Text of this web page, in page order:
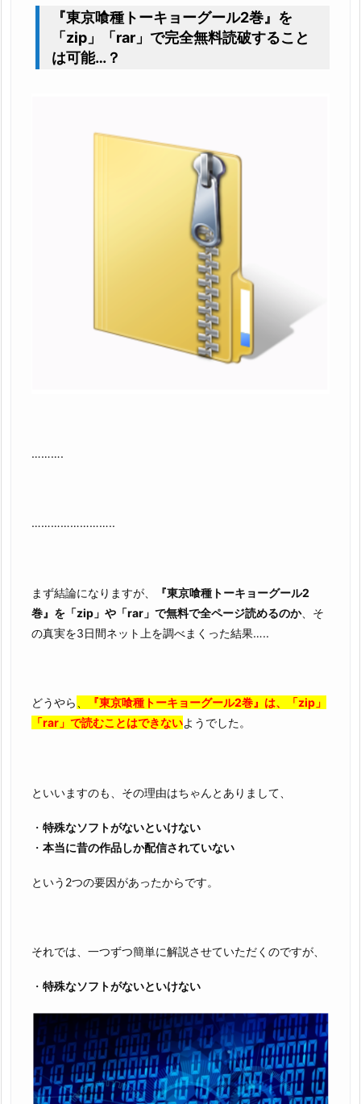
『東京喰種トーキョーグール2巻』を
「zip」「rar」で完全無料読破すること
は可能…？
……….
……………………..
まず結論になりますが、
『東京喰種トーキョーグール2
巻』を「zip」や「rar」で無料で全ページ読めるのか、そ
の真実を3日間ネット上を調べまくった結果…..
どうやら
『東京喰種トーキョーグール2巻』は、「zip」
「rar」で読むことはできないようでした。
といいますのも、その理由はちゃんとありまして、
・ 特殊なソフトがないといけない
・ 本当に昔の作品しか配信されていない
という2つの要因があったからです。
それでは、一つずつ簡単に解説させていただくのですが、
・ 特殊なソフトがないといけない